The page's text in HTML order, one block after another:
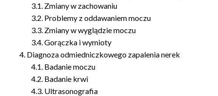
Zmiany w zachowaniu
Problemy z oddawaniem moczu
Zmiany w wyglądzie moczu
Gorączka i wymioty
Diagnoza odmiedniczkowego zapalenia nerek
Badanie moczu
Badanie krwi
Ultrasonografia